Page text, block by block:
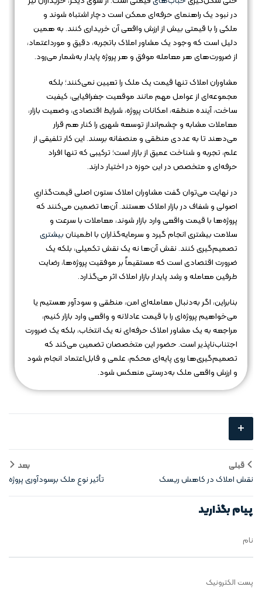
در نبود یک راهنمای حرفه‌ای ممکن است دچار اشتباه شوند و
ملکی را با قیمتی بیش از ارزش واقعی آن خریداری کنند. به همین
دلیل است که وجود یک مشاور املاک باتجربه، دقیق و مورداعتماد،
از ضرورت‌های هر معامله موفق و هر پروژه پایدار به‌شمار می‌رود.
مشاوران املاک تنها قیمت یک ملک را تعیین نمی‌کنند؛ بلکه
مجموعه‌ای از عوامل مهم مانند موقعیت جغرافیایی، کیفیت
ساخت، آینده منطقه، امکانات پروژه، شرایط اقتصادی، وضعیت بازار،
معاملات مشابه و چشم‌انداز توسعه شهری را کنار هم قرار
می‌دهند تا به عددی منطقی و منصفانه برسند. این کار تلفیقی از
علم، تجربه و شناخت عمیق از بازار است؛ ترکیبی که تنها افراد
حرفه‌ای و متخصص در این حوزه در اختیار دارند.
در نهایت می‌توان گفت مشاوران املاک ستون اصلی قیمت‌گذاریِ
اصولی و شفاف در بازار املاک هستند. آن‌ها تضمین می‌کنند که
پروژه‌ها با قیمت واقعی وارد بازار شوند، معاملات با سرعت و
سلامت بیشتری انجام گیرد و سرمایه‌گذاران با اطمینانبیشتری
تصمیم‌گیری کنند. نقش آن‌ها نه یک نقش تکمیلی، بلکه یک
ضرورت اقتصادی است که مستقیماً بر موفقیت پروژه‌ها، رضایت
طرفین معامله و رشد پایدار بازار املاک اثر می‌گذارد.
بنابراین، اگر به‌دنبال معامله‌ای امن، منطقی و سودآور هستیم یا
می‌خواهیم پروژه‌ای را با قیمت عادلانه و واقعی وارد بازار کنیم،
مراجعه به یک مشاور املاک حرفه‌ای نه یک انتخاب، بلکه یک ضرورت
اجتناب‌ناپذیر است. حضور این متخصصان تضمین می‌کند که
تصمیم‌گیری‌ها روی پایه‌ای محکم، علمی و قابل‌اعتماد انجام شود
و ارزش واقعی ملک به‌درستی منعکس شود.
+
قبلی
نقش املاک در کاهش ریسک
سرمایه‌ گذاری
بعد
تأثیر نوع ملک برسودآوری پروژه‌
ساختمانی
پیام بگذارید
نام
پست الکترونیک